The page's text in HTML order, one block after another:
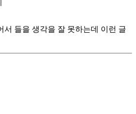
서 들을 생각을 잘 못하는데 이런 글